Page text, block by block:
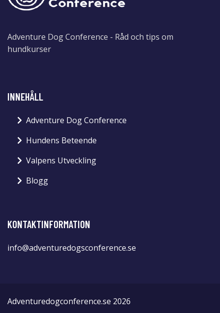
Adventure Dog Conference - Råd och tips om
hundkurser
INNEHÅLL
Adventure Dog Conference
Hundens Beteende
Valpens Utveckling
Blogg
KONTAKTINFORMATION
info@adventuredogsconference.se
Adventuredogconference.se 2026